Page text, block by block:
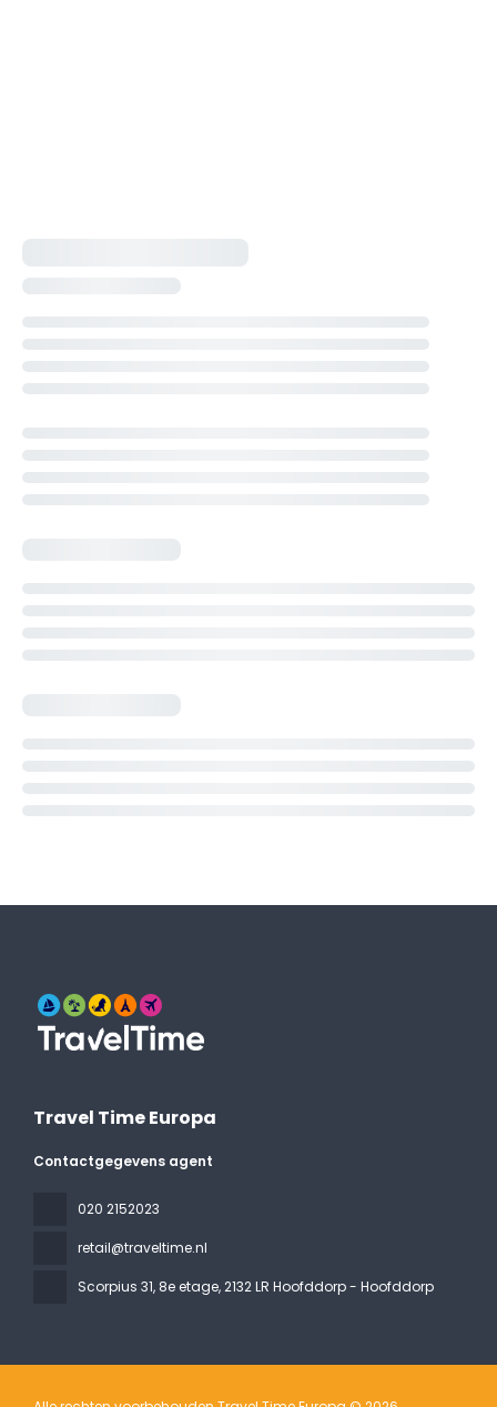
Travel Time Europa
Contactgegevens agent
020 2152023
retail@traveltime.nl
Scorpius 31, 8e etage, 2132 LR Hoofddorp - Hoofddorp